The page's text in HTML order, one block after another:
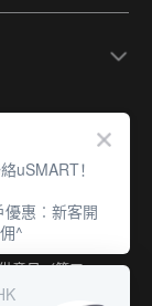
：
（第二
意见（第五
理（第九类）
uSMART！
惠︰新客開
^